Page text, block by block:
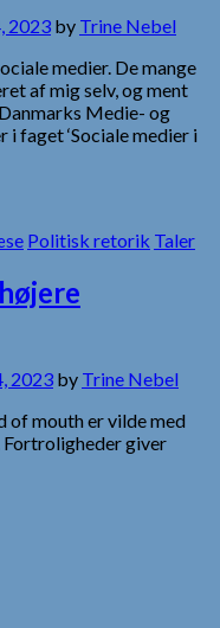
2023 by Trine Nebel
medier. De mange
af mig selv, og ment
Medie- og
i faget ‘Sociale medier i
Politisk retorik Taler
2023 by Trine Nebel
of mouth er vilde med
Fortroligheder giver